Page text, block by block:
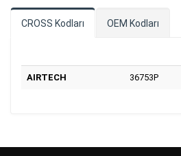
CROSS Kodları OEM Kodları
AIRTECH 36753P